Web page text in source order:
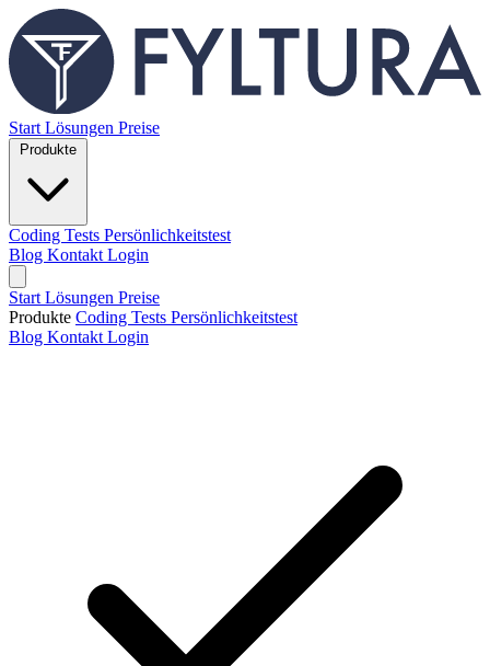
Start Lösungen Preise
Coding Tests Persönlichkeitstest
Blog Kontakt Login
Start Lösungen Preise
Produkte Coding Tests Persönlichkeitstest
Blog Kontakt Login